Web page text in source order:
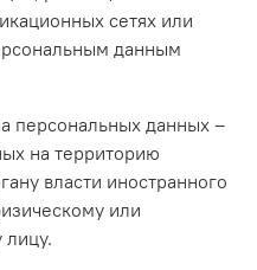
сетях или
данным
персональных данных –
на территорию
власти иностранного
или